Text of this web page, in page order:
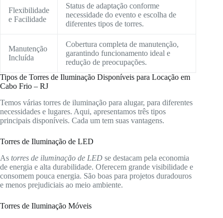
Flexibilidade
e Facilidade
Status de adaptação conforme
necessidade do evento e escolha de
diferentes tipos de torres.
Manutenção
Incluída
Cobertura completa de manutenção,
garantindo funcionamento ideal e
redução de preocupações.
Tipos de Torres de Iluminação Disponíveis para Locação em
Cabo Frio – RJ
Temos várias torres de iluminação para alugar, para diferentes
necessidades e lugares. Aqui, apresentamos três tipos
principais disponíveis. Cada um tem suas vantagens.
Torres de Iluminação de LED
As torres de iluminação de LED se destacam pela economia
de energia e alta durabilidade. Oferecem grande visibilidade e
consomem pouca energia. São boas para projetos duradouros
e menos prejudiciais ao meio ambiente.
Torres de Iluminação Móveis